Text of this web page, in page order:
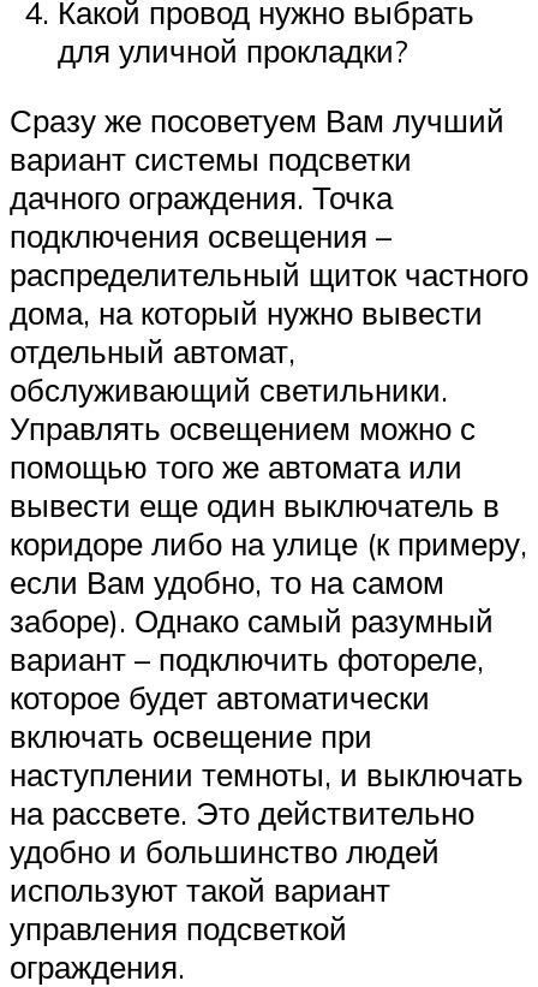
Какой провод нужно выбрать
для уличной прокладки?
Сразу же посоветуем Вам лучший
вариант системы подсветки
дачного ограждения. Точка
подключения освещения –
распределительный щиток частного
дома, на который нужно вывести
отдельный автомат,
обслуживающий светильники.
Управлять освещением можно с
помощью того же автомата или
вывести еще один выключатель в
коридоре либо на улице (к примеру,
если Вам удобно, то на самом
заборе). Однако самый разумный
вариант – подключить фотореле,
которое будет автоматически
включать освещение при
наступлении темноты, и выключать
на рассвете. Это действительно
удобно и большинство людей
используют такой вариант
управления подсветкой
ограждения.